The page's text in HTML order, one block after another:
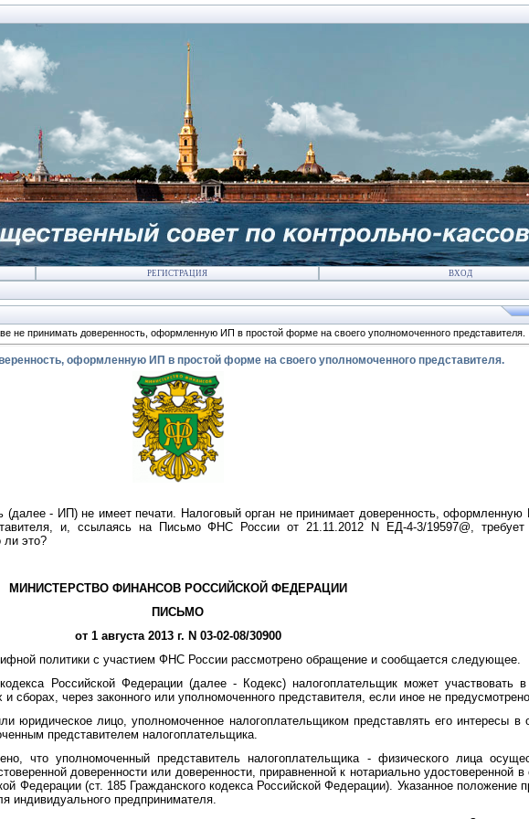
РЕГИСТРАЦИЯ ВХОД
не принимать доверенность, оформленную ИП в простой форме на своего уполномоченного представителя.
оформленную ИП в простой форме на своего уполномоченного представителя.
(далее - ИП) не имеет печати. Налоговый орган не принимает доверенность, оформленную
и, ссылаясь на Письмо ФНС России от 21.11.2012 N ЕД-4-3/19597@, требует
ли это?
МИНИСТЕРСТВО ФИНАНСОВ РОССИЙСКОЙ ФЕДЕРАЦИИ
ПИСЬМО
от 1 августа 2013 г. N 03-02-08/30900
политики с участием ФНС России рассмотрено обращение и сообщается следующее.
Российской Федерации (далее - Кодекс) налогоплательщик может участвовать в
сборах, через законного или уполномоченного представителя, если иное не
юридическое лицо, уполномоченное налогоплательщиком представлять его интересы в
представителем налогоплательщика.
что уполномоченный представитель налогоплательщика - физического лица
доверенности или доверенности, приравненной к нотариально удостоверенной в
Федерации (ст. 185 Гражданского кодекса Российской Федерации). Указанное положение
индивидуального предпринимателя.